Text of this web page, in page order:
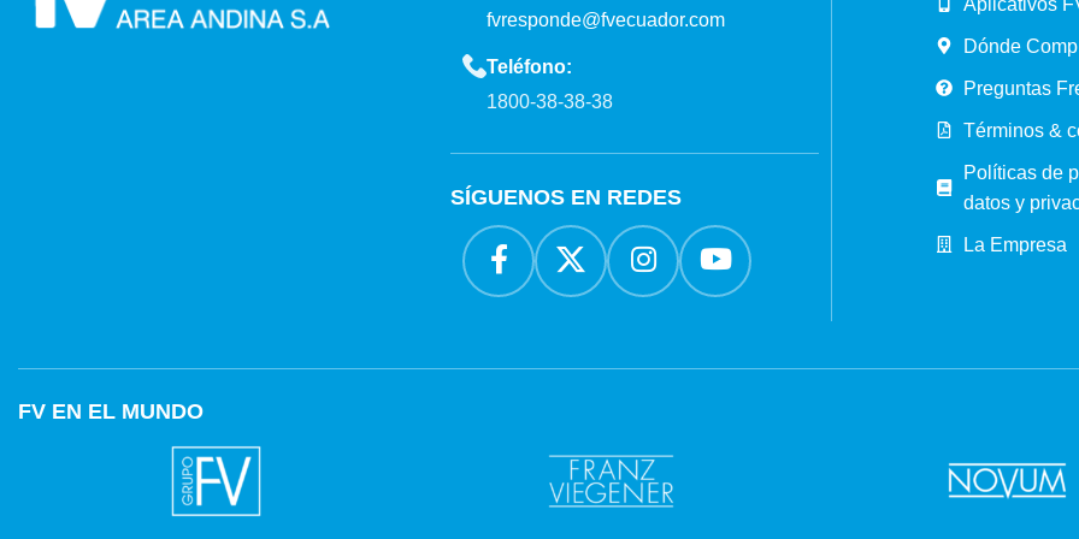
fvresponde@fvecuador.com
Teléfono:
1800-38-38-38
SÍGUENOS EN REDES
Dónde
Preguntas
Términos &
Políticas de
datos y
La Empresa
FV EN EL MUNDO